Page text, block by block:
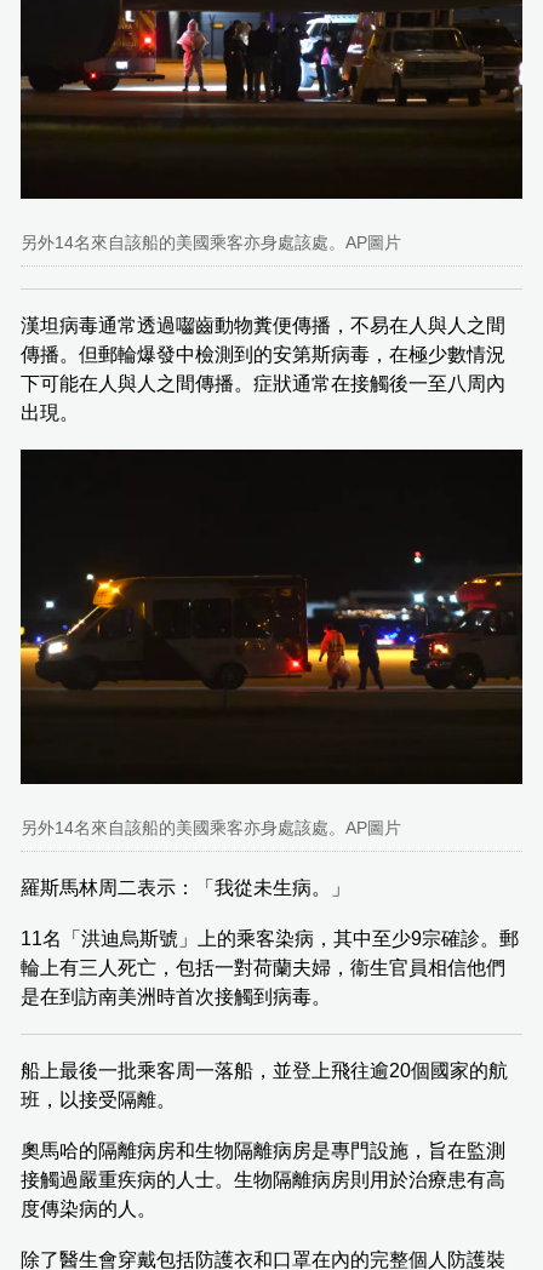
另外14名來自該船的美國乘客亦身處該處。AP圖片
漢坦病毒通常透過囓齒動物糞便傳播，不易在人與人之間
傳播。但郵輪爆發中檢測到的安第斯病毒，在極少數情況
下可能在人與人之間傳播。症狀通常在接觸後一至八周內
出現。
另外14名來自該船的美國乘客亦身處該處。AP圖片
羅斯馬林周二表示：「我從未生病。」
11名「洪迪烏斯號」上的乘客染病，其中至少9宗確診。郵
輪上有三人死亡，包括一對荷蘭夫婦，衞生官員相信他們
是在到訪南美洲時首次接觸到病毒。
船上最後一批乘客周一落船，並登上飛往逾20個國家的航
班，以接受隔離。
奧馬哈的隔離病房和生物隔離病房是專門設施，旨在監測
接觸過嚴重疾病的人士。生物隔離病房則用於治療患有高
度傳染病的人。
除了醫生會穿戴包括防護衣和口罩在內的完整個人防護裝